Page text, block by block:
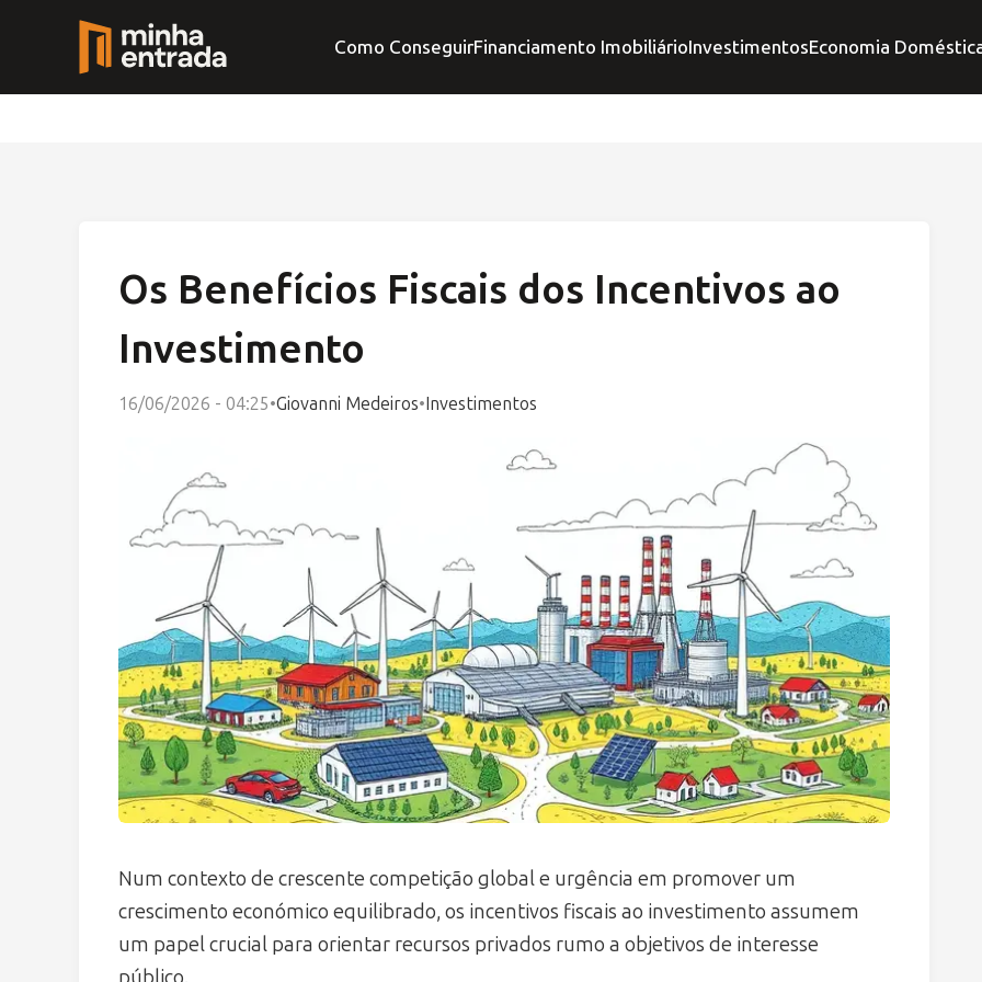
Como ConseguirFinanciamento ImobiliárioInvestimentosEconomia
Os Benefícios Fiscais dos Incentivos ao
Investimento
16/06/2026 - 04:25•Giovanni Medeiros•Investimentos
Num contexto de crescente competição global e urgência em promover um
crescimento económico equilibrado, os incentivos fiscais ao investimento assumem
um papel crucial para orientar recursos privados rumo a objetivos de interesse